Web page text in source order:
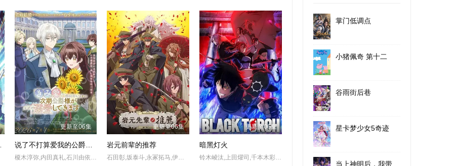
更新至06集
说了不打算爱我的公爵继承人，不知为何对我宠爱有加
更新至06集
岩元前辈的推荐
更新至06集
暗黑灯火
掌门低调点
小猪佩奇 第十二
谷雨街后巷
星卡梦少女5奇迹
当上神明后，我带